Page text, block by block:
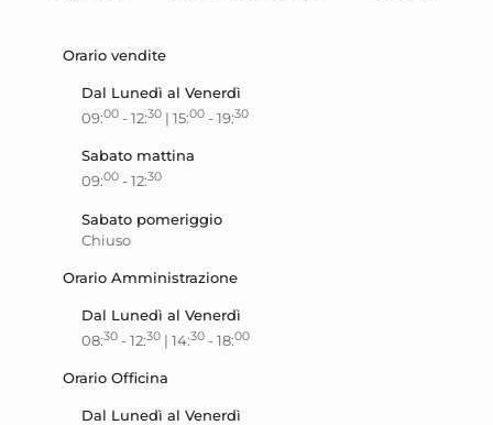
Orario vendite
Dal Lunedì al Venerdì
09:00- 12:30| 15:00- 19:30
Sabato mattina
09:00- 12:30
Sabato pomeriggio
Chiuso
Orario Amministrazione
Dal Lunedì al Venerdì
08:30- 12:30| 14:30- 18:00
Orario Officina
Dal Lunedì al Venerdì